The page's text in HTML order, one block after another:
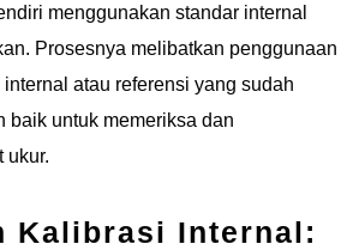
menggunakan standar internal
Prosesnya melibatkan penggunaan
atau referensi yang sudah
baik untuk memeriksa dan
ukur.
Kalibrasi Internal: